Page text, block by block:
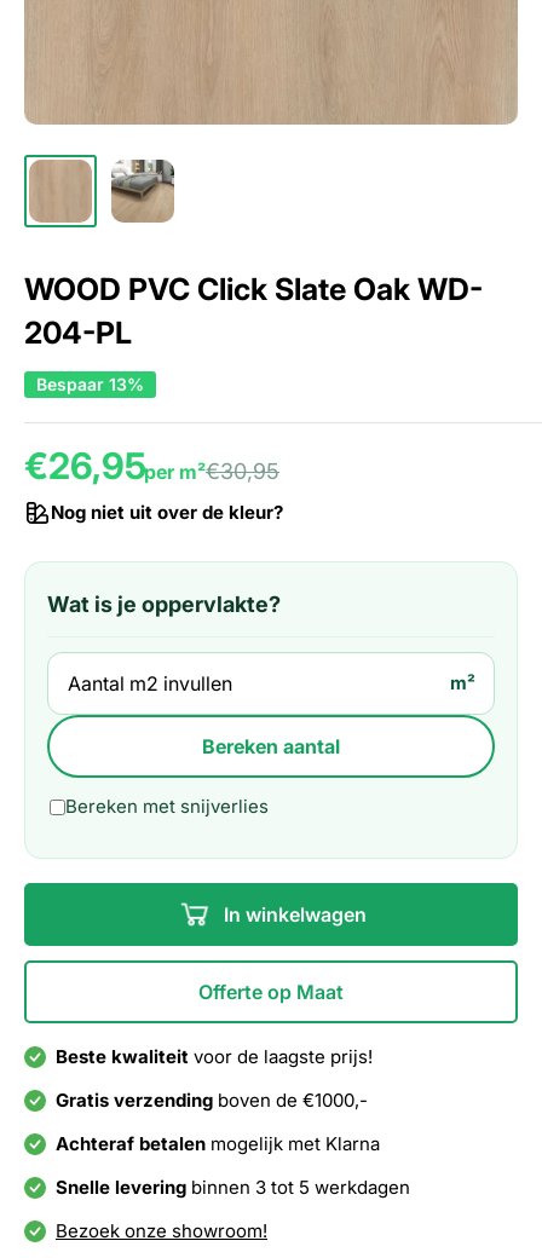
WOOD PVC Click Slate Oak WD-
204-PL
Bespaar 13%
€26,95per m²€30,95
Nog niet uit over de kleur?
Wat is je oppervlakte?
m²
Bereken aantal
Bereken met snijverlies
In winkelwagen
Offerte op Maat
Beste kwaliteit voor de laagste prijs!
Gratis verzending boven de €1000,-
Achteraf betalen mogelijk met Klarna
Snelle levering binnen 3 tot 5 werkdagen
Bezoek onze showroom!